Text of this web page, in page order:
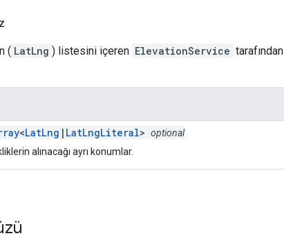
( LatLng ) listesini içeren ElevationService tarafından
<LatLng | LatLngLiteral> optional
alınacağı ayrı konumlar.